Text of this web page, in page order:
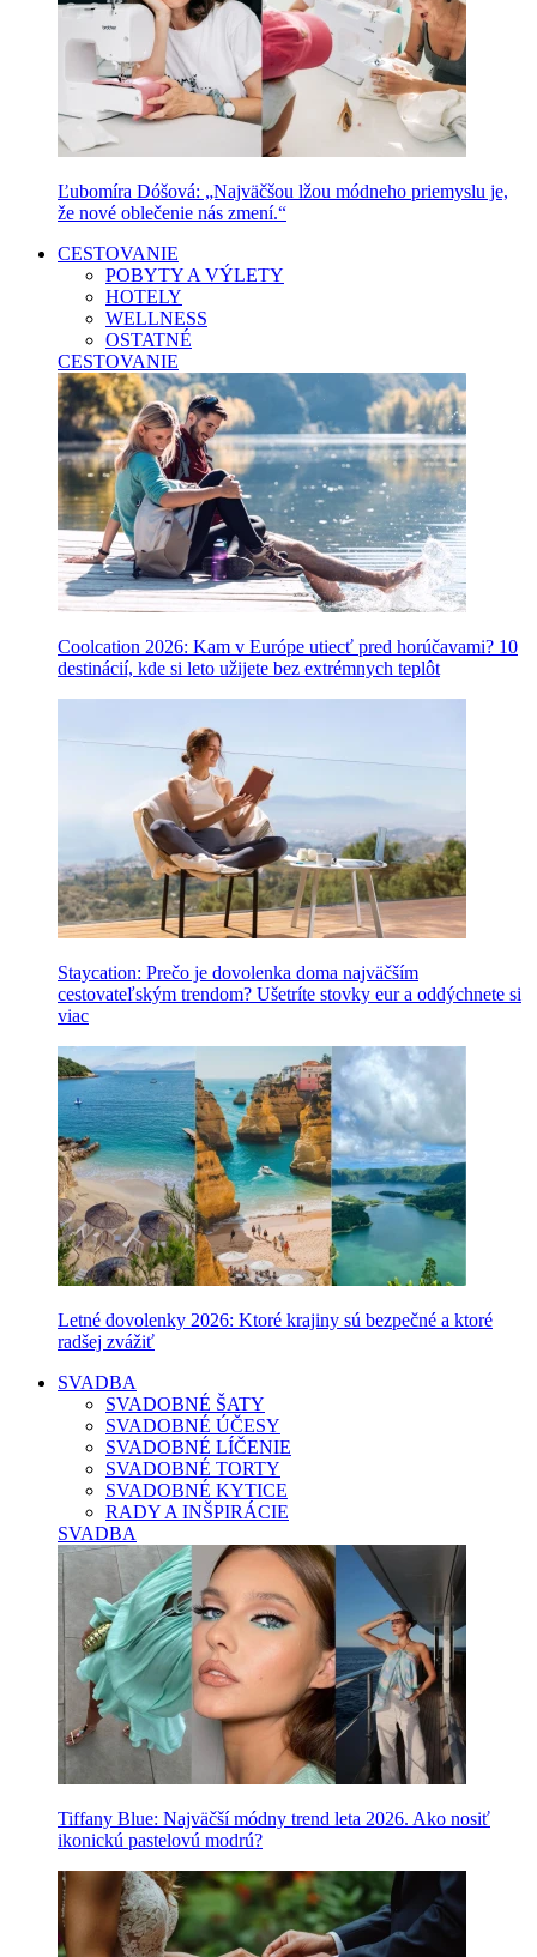
Ľubomíra Dóšová: „Najväčšou lžou módneho priemyslu je,
že nové oblečenie nás zmení.“
CESTOVANIE
POBYTY A VÝLETY
HOTELY
WELLNESS
OSTATNÉ
CESTOVANIE
Coolcation 2026: Kam v Európe utiecť pred horúčavami? 10
destinácií, kde si leto užijete bez extrémnych teplôt
Staycation: Prečo je dovolenka doma najväčším
cestovateľským trendom? Ušetríte stovky eur a oddýchnete si
viac
Letné dovolenky 2026: Ktoré krajiny sú bezpečné a ktoré
radšej zvážiť
SVADBA
SVADOBNÉ ŠATY
SVADOBNÉ ÚČESY
SVADOBNÉ LÍČENIE
SVADOBNÉ TORTY
SVADOBNÉ KYTICE
RADY A INŠPIRÁCIE
SVADBA
Tiffany Blue: Najväčší módny trend leta 2026. Ako nosiť
ikonickú pastelovú modrú?